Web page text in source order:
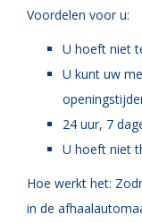
Voordelen voor u:
U hoeft niet
U kunt uw
24 uur, 7
U hoeft niet
Hoe werkt het:
in de